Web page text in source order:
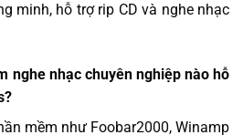
minh, hỗ trợ rip CD và nghe nhạc
nghe nhạc chuyên nghiệp nào hỗ
mềm như Foobar2000, Winamp